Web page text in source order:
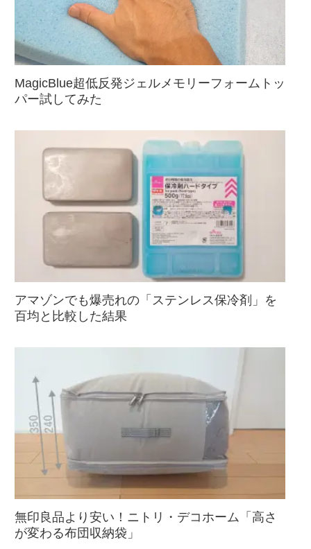
MagicBlue超低反発ジェルメモリーフォームトッ
パー試してみた
アマゾンでも爆売れの「ステンレス保冷剤」を
百均と比較した結果
無印良品より安い！ニトリ・デコホーム「高さ
が変わる布団収納袋」